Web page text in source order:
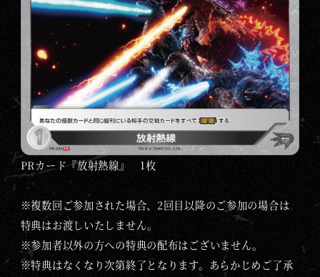
PRカード『放射熱線』 1枚
※複数回ご参加された場合、2回目以降のご参加の場合は
特典はお渡しいたしません。
※参加者以外の方への特典の配布はございません。
※特典はなくなり次第終了となります。あらかじめご了承